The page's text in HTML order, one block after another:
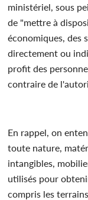
ministériel, sous
de "mettre à
économiques, des
directement ou
profit des
contraire de
En rappel, on
toute nature,
intangibles,
utilisés pour
compris les